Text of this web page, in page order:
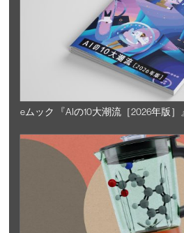
eムック 『AIの10大潮流［2026年版